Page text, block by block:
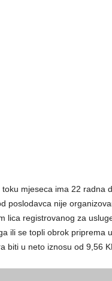
mjeseca ima 22 radna
poslodavca nije
lica registrovanog za
ili se topli obrok priprema
biti u neto iznosu od 9,56